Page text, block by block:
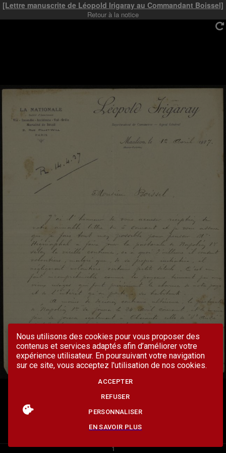
Nous utilisons des cookies pour vous proposer des
contenus et services adaptés afin d’améliorer votre
expérience utilisateur. En poursuivant votre navigation
sur ce site, vous acceptez l'utilisation de nos cookies.
ACCEPTER
REFUSER
PERSONNALISER
EN SAVOIR PLUS